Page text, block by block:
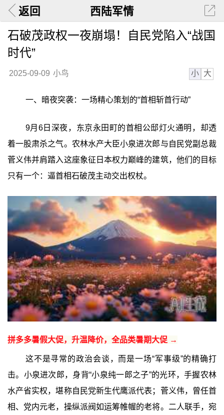
返回 西陆军情
石破茂政权一夜崩塌！自民党陷入“战国
时代”
2025-09-09 小鸟 小 大
一、暗夜突袭：一场精心策划的“首相斩首行动”
9月6日深夜，东京永田町的首相公邸灯火通明，却透
着一股肃杀之气。农林水产大臣小泉进次郎与自民党副总裁
菅义伟并肩踏入这座象征日本权力巅峰的建筑，他们的目标
只有一个：逼首相石破茂主动交出权杖。
拼多多暑假大促，升温降价，全品类暑期大促 →
这不是寻常的政治会谈，而是一场“军事级”的精确打
击。小泉进次郎，身背“小泉纯一郎之子”的光环，手握农林
水产省实权，堪称自民党新生代鹰派代表；菅义伟，曾任首
相、党内元老，操纵派阀如运筹帷幄的老将。二人联手，宛